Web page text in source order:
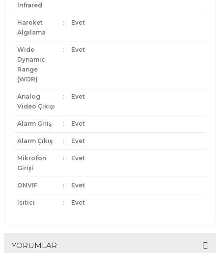
İnfrared
Hareket
Algılama
: Evet
Wide
Dynamic
Range
(WDR)
: Evet
Analog
Video Çıkışı
: Evet
Alarm Giriş : Evet
Alarm Çıkış : Evet
Mikrofon
Girişi
: Evet
ONVIF : Evet
Isıtıcı : Evet
YORUMLAR